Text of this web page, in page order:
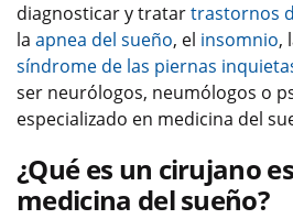
diagnosticar y tratartrastornos
la apnea del sueño, el insomnio,
síndrome de las piernas
ser neurólogos, neumólogos o
especializado en medicina del
¿Qué es un cirujano
medicina del sueño?